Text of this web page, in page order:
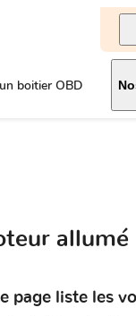
boitier OBD
allumé
page liste les